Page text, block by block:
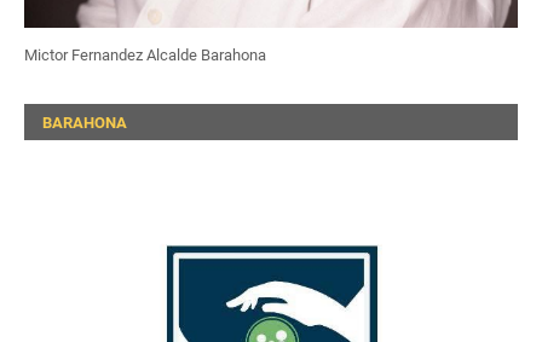
Mictor Fernandez Alcalde Barahona
BARAHONA